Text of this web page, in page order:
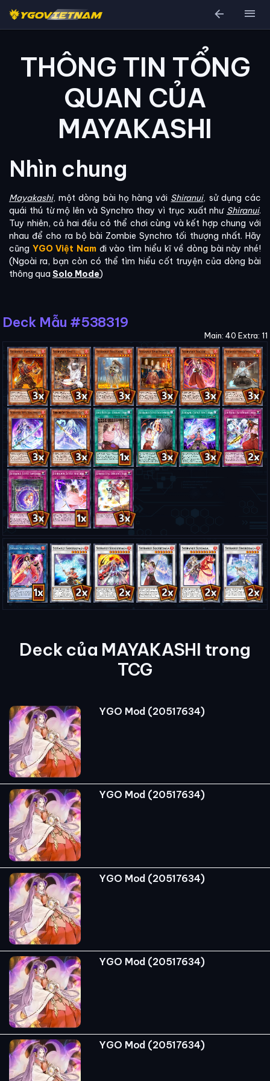
arrow_back menu
THÔNG TIN TỔNG
QUAN CỦA
MAYAKASHI
Nhìn chung
Mayakashi, một dòng bài họ hàng với Shiranui, sử dụng các
quái thú từ mộ lên và Synchro thay vì trục xuất như Shiranui.
Tuy nhiên, cả hai đều có thể chơi cùng và kết hợp chung với
nhau để cho ra bộ bài Zombie Synchro tối thượng nhất. Hãy
cũng YGO Việt Nam đi vào tìm hiểu kĩ về dòng bài này nhé!
(Ngoài ra, bạn còn có thể tìm hiểu cốt truyện của dòng bài
thông qua Solo Mode)
Deck Mẫu #538319
Main: 40 Extra: 11
Deck của MAYAKASHI trong
TCG
YGO Mod (20517634)
YGO Mod (20517634)
YGO Mod (20517634)
YGO Mod (20517634)
YGO Mod (20517634)